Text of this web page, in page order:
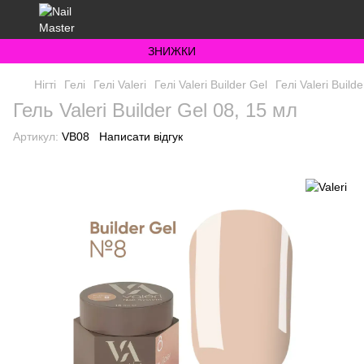
ЗНИЖКИ
Нігті Гелі Гелі Valeri Гелі Valeri Builder Gel Гелі Valeri
Гель Valeri Builder Gel 08, 15 мл
Артикул: VB08 Написати відгук